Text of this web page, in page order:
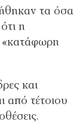
τα όσα
η
«κατάφωρη
και
από τέτοιου